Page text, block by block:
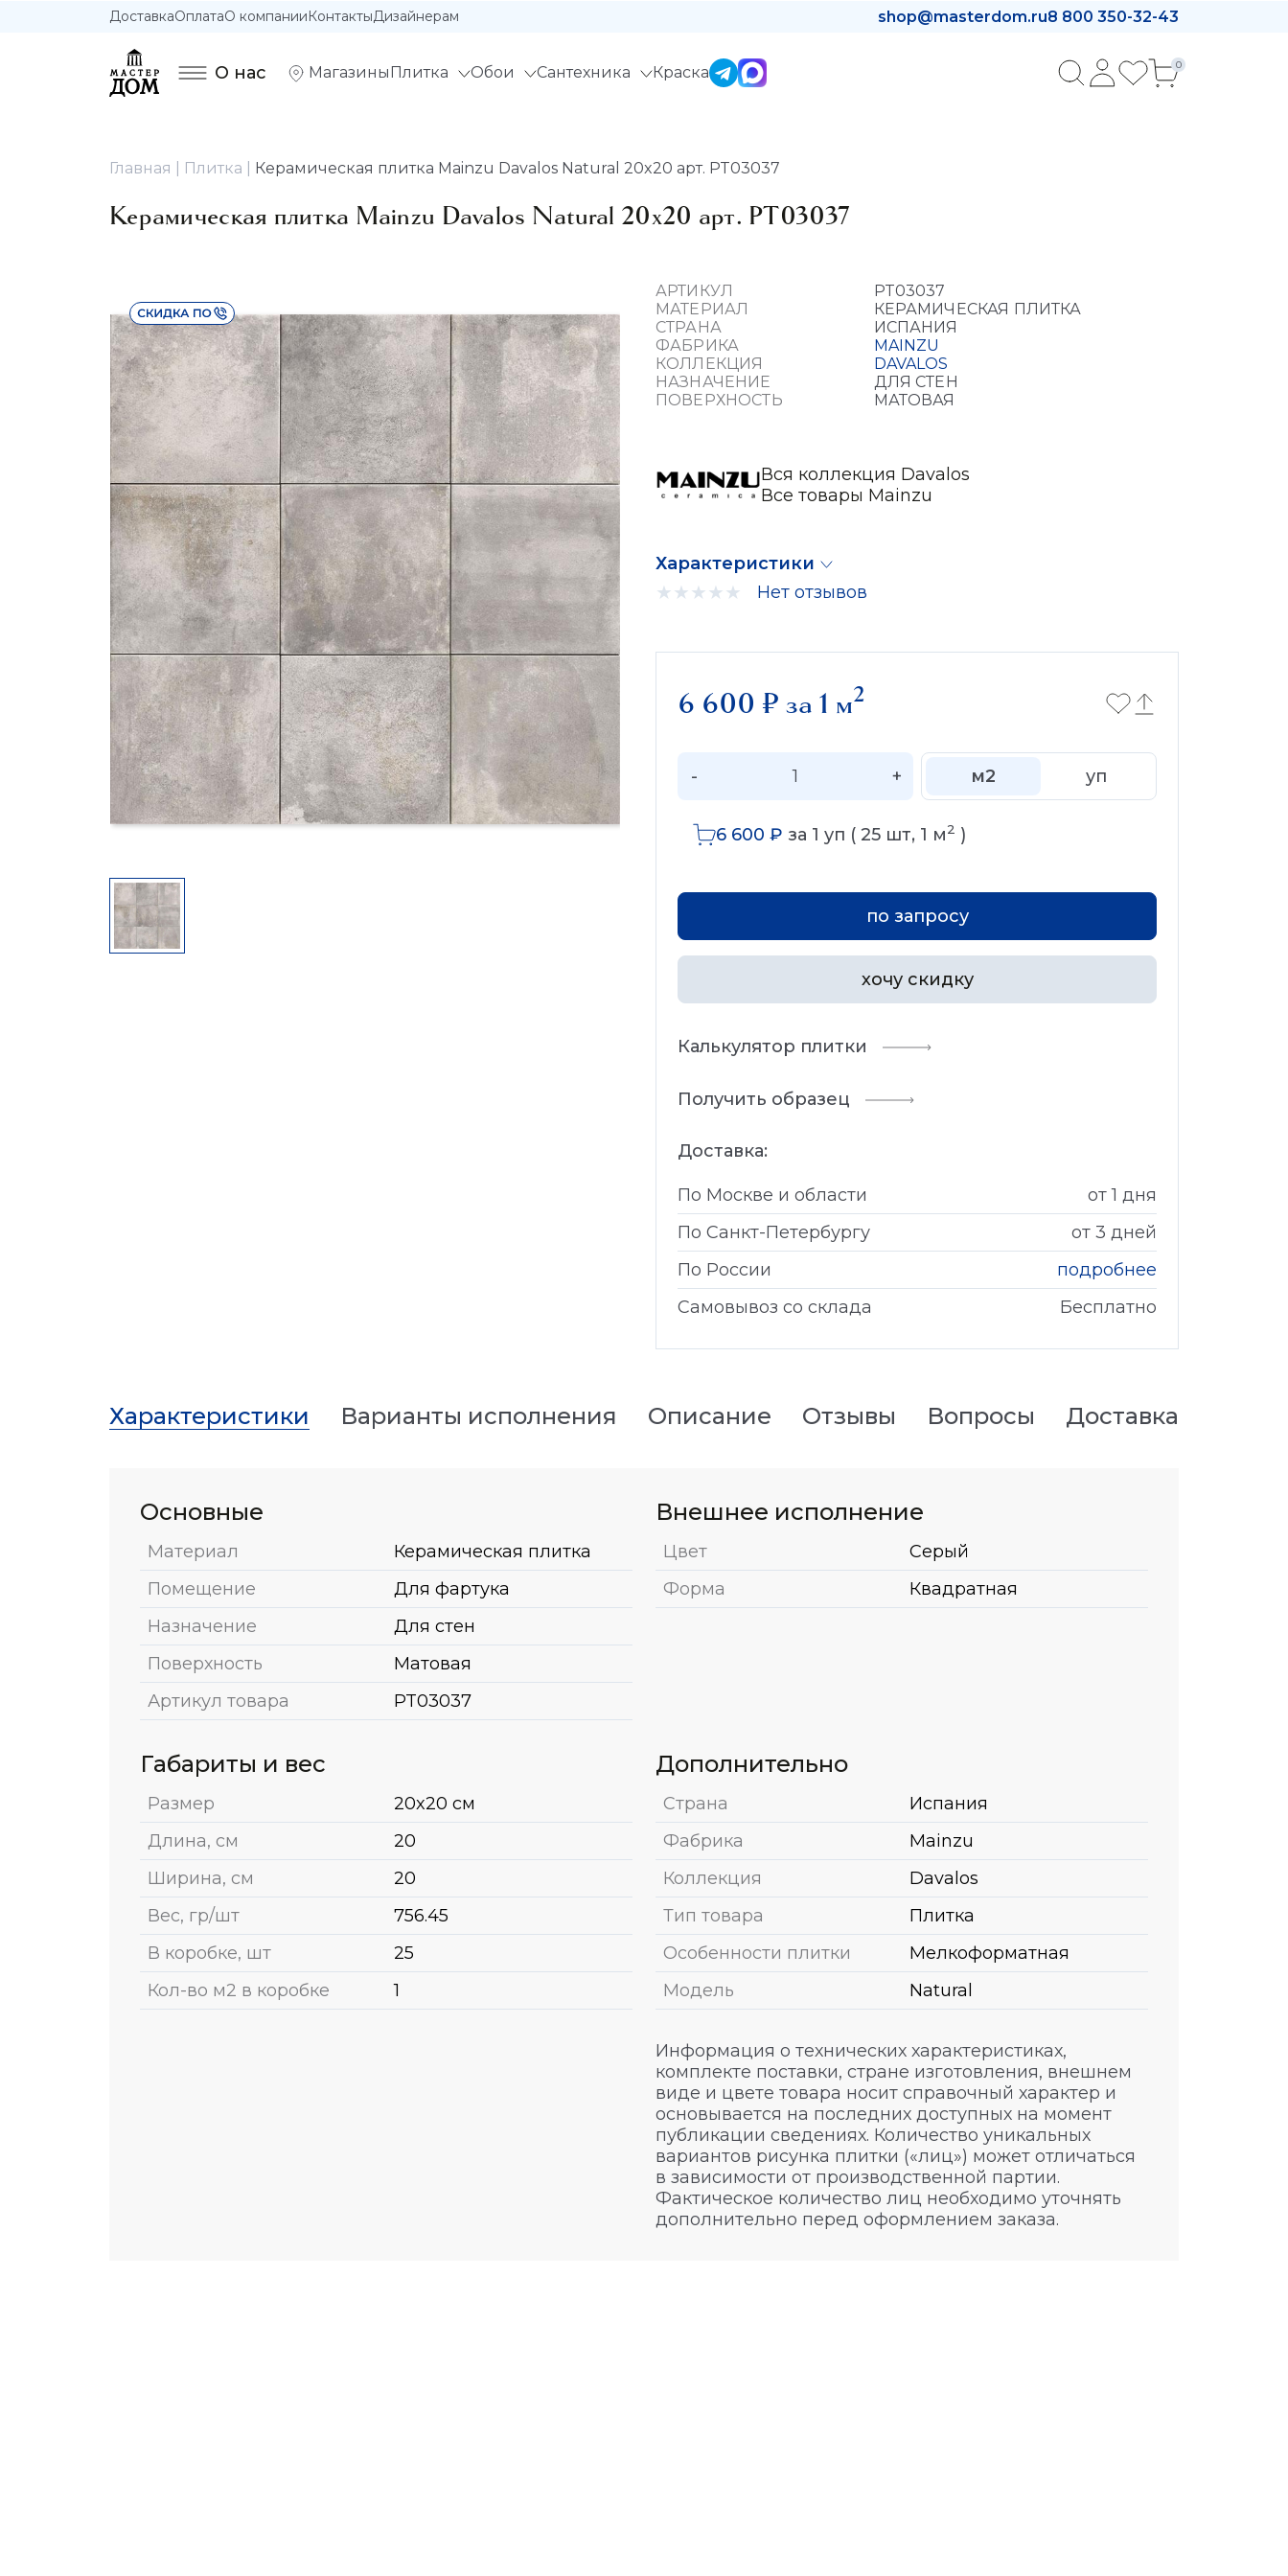
ДоставкаОплатаО компанииКонтактыДизайнерам shop@masterdom.ru8 800 350-32-43
О нас Магазины Плитка Обои Сантехника Краска 0
Главная Плитка Керамическая плитка Mainzu Davalos Natural 20x20 арт. PT03037
Керамическая плитка Mainzu Davalos Natural 20x20 арт. PT03037
АРТИКУЛ
PT03037
МАТЕРИАЛ
КЕРАМИЧЕСКАЯ ПЛИТКА
СТРАНА
ИСПАНИЯ
ФАБРИКА
MAINZU
КОЛЛЕКЦИЯ
DAVALOS
НАЗНАЧЕНИЕ
ДЛЯ СТЕН
ПОВЕРХНОСТЬ
МАТОВАЯ
Вся коллекция Davalos
Все товары Mainzu
Характеристики
Нет отзывов
6 600 ₽ за 1 м2
- + м2 уп
6 600 ₽ за 1 уп ( 25 шт, 1 м2 )
по запросу
хочу скидку
Калькулятор плитки
Получить образец
Доставка:
По Москве и области
от 1 дня
По Санкт-Петербургу
от 3 дней
По России
подробнее
Самовывоз со склада
Бесплатно
Характеристики Варианты исполнения Описание Отзывы Вопросы Доставка
Основные
Материал
Керамическая плитка
Помещение
Для фартука
Назначение
Для стен
Поверхность
Матовая
Артикул товара
PT03037
Внешнее исполнение
Цвет
Серый
Форма
Квадратная
Габариты и вес
Размер
20x20 см
Длина, см
20
Ширина, см
20
Вес, гр/шт
756.45
В коробке, шт
25
Кол-во м2 в коробке
1
Дополнительно
Страна
Испания
Фабрика
Mainzu
Коллекция
Davalos
Тип товара
Плитка
Особенности плитки
Мелкоформатная
Модель
Natural
Информация о технических характеристиках,
комплекте поставки, стране изготовления, внешнем
виде и цвете товара носит справочный характер и
основывается на последних доступных на момент
публикации сведениях. Количество уникальных
вариантов рисунка плитки («лиц») может отличаться
в зависимости от производственной партии.
Фактическое количество лиц необходимо уточнять
дополнительно перед оформлением заказа.